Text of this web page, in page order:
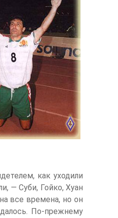
как уходили
— Суби, Гойко, Хуан
все времена, но он
По-прежнему